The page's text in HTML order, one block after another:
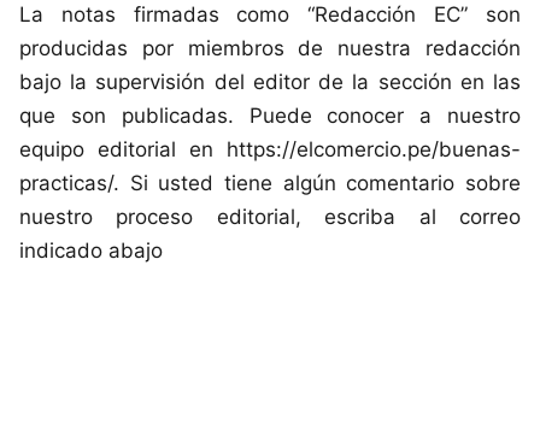
La notas firmadas como “Redacción EC” son
producidas por miembros de nuestra redacción
bajo la supervisión del editor de la sección en las
que son publicadas. Puede conocer a nuestro
equipo editorial en https://elcomercio.pe/buenas-
practicas/. Si usted tiene algún comentario sobre
nuestro proceso editorial, escriba al correo
indicado abajo